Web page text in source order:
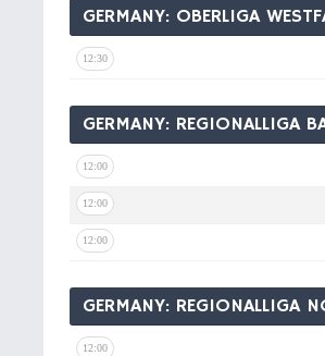
GERMANY: OBERLIGA
12:30
GERMANY: REGIONALLIGA
12:00
12:00
12:00
GERMANY: REGIONALLIGA
12:00